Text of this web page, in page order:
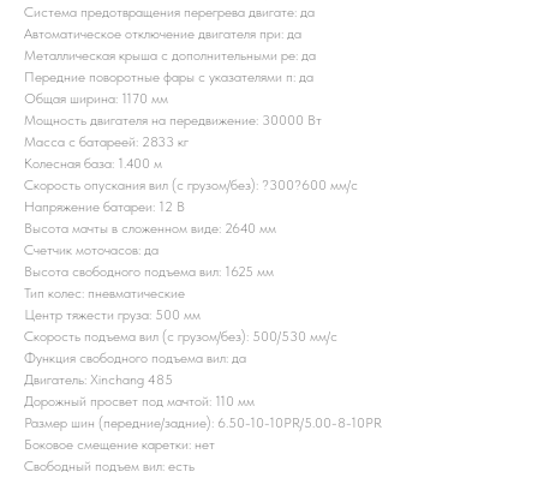
Система предотвращения перегрева двигате: да
Автоматическое отключение двигателя при: да
Металлическая крыша с дополнительными ре: да
Передние поворотные фары с указателями п: да
Общая ширина: 1170 мм
Мощность двигателя на передвижение: 30000 Вт
Масса с батареей: 2833 кг
Колесная база: 1.400 м
Скорость опускания вил (с грузом/без): ?300?600 мм/с
Напряжение батареи: 12 B
Высота мачты в сложенном виде: 2640 мм
Счетчик моточасов: да
Высота свободного подъема вил: 1625 мм
Тип колес: пневматические
Центр тяжести груза: 500 мм
Скорость подъема вил (с грузом/без): 500/530 мм/с
Функция свободного подъема вил: да
Двигатель: Xinchang 485
Дорожный просвет под мачтой: 110 мм
Размер шин (передние/задние): 6.50-10-10PR/5.00-8-10PR
Боковое смещение каретки: нет
Свободный подъем вил: есть